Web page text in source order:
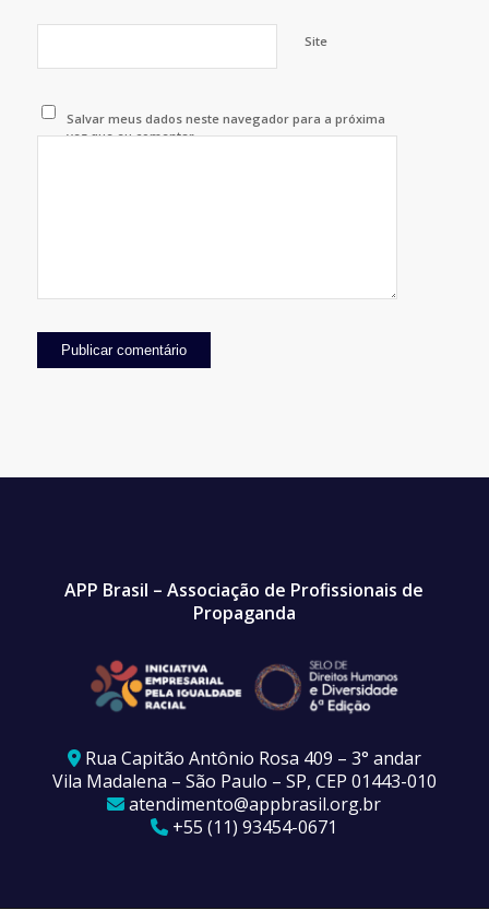
Site
Salvar meus dados neste navegador para a próxima
vez que eu comentar.
APP Brasil – Associação de Profissionais de
Propaganda
Rua Capitão Antônio Rosa 409 – 3° andar
Vila Madalena – São Paulo – SP, CEP 01443-010
atendimento@appbrasil.org.br
+55 (11) 93454-0671